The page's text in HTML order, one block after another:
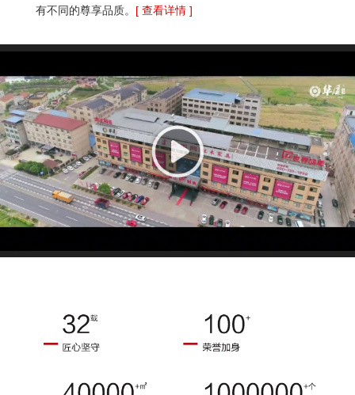
有不同的尊享品质。 [ 查看详情 ]